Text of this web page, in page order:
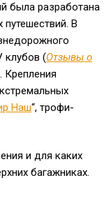
была разработана
В
клубов (Отзывы о
Крепления
Наш“, трофи-
и для каких
багажниках.